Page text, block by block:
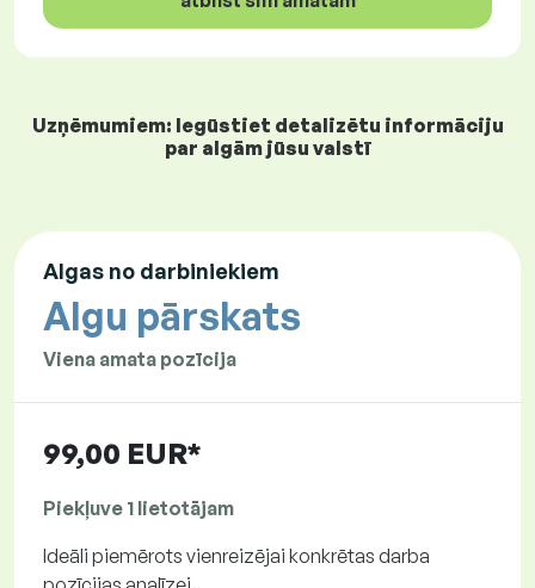
Uzņēmumiem: Iegūstiet detalizētu informāciju
par algām jūsu valstī
Algas no darbiniekiem
Algu pārskats
Viena amata pozīcija
99,00 EUR*
Piekļuve 1 lietotājam
Ideāli piemērots vienreizējai konkrētas darba